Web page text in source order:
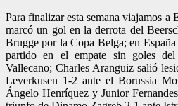
Para finalizar esta semana viajamos a
marcó un gol en la derrota del
Brugge por la Copa Belga; en
partido en el empate sin goles
Vallecano; Charles Aranguiz salió
Leverkusen 1-2 ante el Borussia
Ángelo Henríquez y Junior